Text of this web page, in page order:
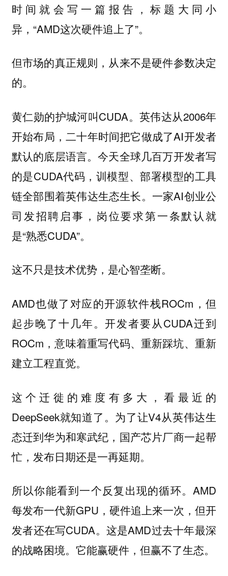
时间就会写一篇报告，标题大同小
异，“AMD这次硬件追上了”。
但市场的真正规则，从来不是硬件参数决定
的。
黄仁勋的护城河叫CUDA。英伟达从2006年
开始布局，二十年时间把它做成了AI开发者
默认的底层语言。今天全球几百万开发者写
的是CUDA代码，训模型、部署模型的工具
链全部围着英伟达生态生长。一家AI创业公
司发招聘启事，岗位要求第一条默认就
是“熟悉CUDA”。
这不只是技术优势，是心智垄断。
AMD也做了对应的开源软件栈ROCm，但
起步晚了十几年。开发者要从CUDA迁到
ROCm，意味着重写代码、重新踩坑、重新
建立工程直觉。
这个迁徙的难度有多大，看最近的
DeepSeek就知道了。为了让V4从英伟达生
态迁到华为和寒武纪，国产芯片厂商一起帮
忙，发布日期还是一再延期。
所以你能看到一个反复出现的循环。AMD
每发布一代新GPU，硬件追上来一次，但开
发者还在写CUDA。这是AMD过去十年最深
的战略困境。它能赢硬件，但赢不了生态。